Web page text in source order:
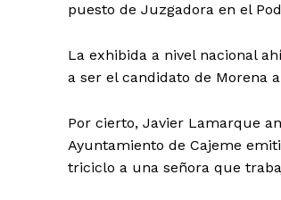
puesto de Juzgadora en el
La exhibida a nivel nacional
a ser el candidato de Morena
Por cierto, Javier Lamarque
Ayuntamiento de Cajeme
triciclo a una señora que